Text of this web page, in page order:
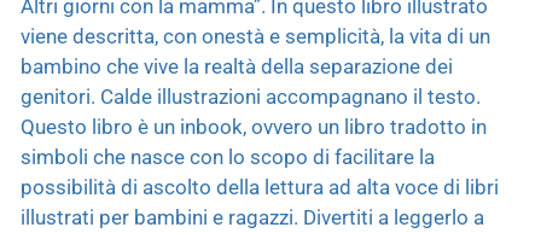
Altri giorni con la mamma”. In questo libro illustrato
viene descritta, con onestà e semplicità, la vita di un
bambino che vive la realtà della separazione dei
genitori. Calde illustrazioni accompagnano il testo.
Questo libro è un inbook, ovvero un libro tradotto in
simboli che nasce con lo scopo di facilitare la
possibilità di ascolto della lettura ad alta voce di libri
illustrati per bambini e ragazzi. Divertiti a leggerlo a